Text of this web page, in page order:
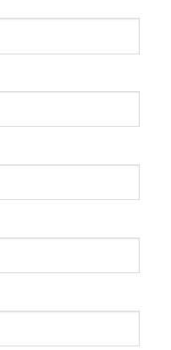
báo giá đặt